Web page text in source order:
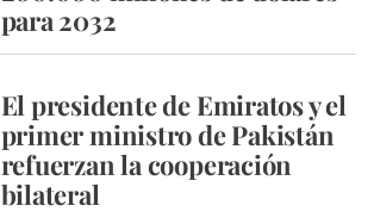
para 2032
El presidente de Emiratos y el
primer ministro de Pakistán
refuerzan la cooperación
bilateral